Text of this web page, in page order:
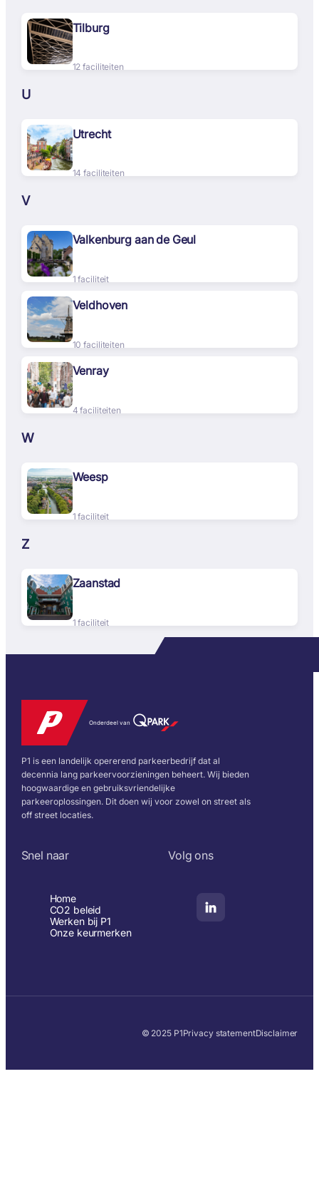
Tilburg
12 faciliteiten
U
Utrecht
14 faciliteiten
V
Valkenburg aan de Geul
1 faciliteit
Veldhoven
10 faciliteiten
Venray
4 faciliteiten
W
Weesp
1 faciliteit
Z
Zaanstad
1 faciliteit
Onderdeel van
P1 is een landelijk opererend parkeerbedrijf dat al
decennia lang parkeervoorzieningen beheert. Wij bieden
hoogwaardige en gebruiksvriendelijke
parkeeroplossingen. Dit doen wij voor zowel on street als
off street locaties.
Snel naar
Home
CO2 beleid
Werken bij P1
Onze keurmerken
Volg ons
© 2025 P1Privacy statementDisclaimer